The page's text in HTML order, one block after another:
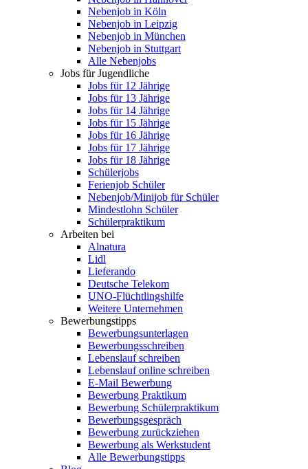
Nebenjob in Köln
Nebenjob in Leipzig
Nebenjob in München
Nebenjob in Stuttgart
Alle Nebenjobs
Jobs für Jugendliche
Jobs für 12 Jährige
Jobs für 13 Jährige
Jobs für 14 Jährige
Jobs für 15 Jährige
Jobs für 16 Jährige
Jobs für 17 Jährige
Jobs für 18 Jährige
Schülerjobs
Ferienjob Schüler
Nebenjob/Minijob für Schüler
Mindestlohn Schüler
Schülerpraktikum
Arbeiten bei
Alnatura
Lidl
Lieferando
Deutsche Telekom
UNO-Flüchtlingshilfe
Weitere Unternehmen
Bewerbungstipps
Bewerbungsunterlagen
Bewerbungsschreiben
Lebenslauf schreiben
Lebenslauf online schreiben
E-Mail Bewerbung
Bewerbung Praktikum
Bewerbung Schülerpraktikum
Bewerbungsgespräch
Bewerbung zurückziehen
Bewerbung als Werkstudent
Alle Bewerbungstipps